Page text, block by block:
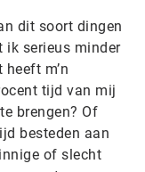
dit soort dingen
ik serieus minder
m’n
tijd van mij
brengen? Of
besteden aan
of slecht